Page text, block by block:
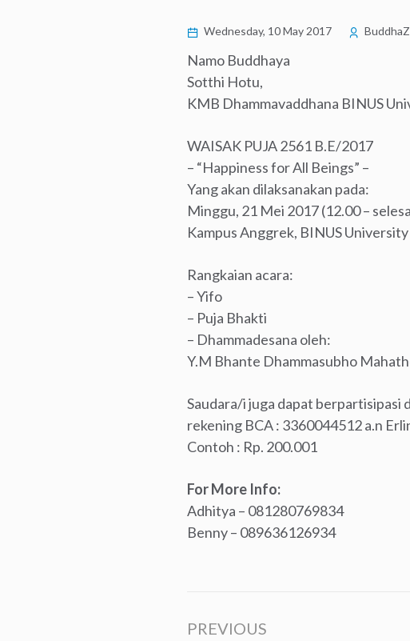
Wednesday, 10 May 2017
Namo Buddhaya
Sotthi Hotu,
KMB Dhammavaddhana BINUS
WAISAK PUJA 2561 B.E/2017
– “Happiness for All Beings” –
Yang akan dilaksanakan pada:
Minggu, 21 Mei 2017 (12.00 –
Kampus Anggrek, BINUS University
Rangkaian acara:
– Yifo
– Puja Bhakti
– Dhammadesana oleh:
Y.M Bhante Dhammasubho
Saudara/i juga dapat berpartisipasi
rekening BCA : 3360044512 a.n
Contoh : Rp. 200.001
For More Info:
Adhitya – 081280769834
Benny – 089636126934
PREVIOUS